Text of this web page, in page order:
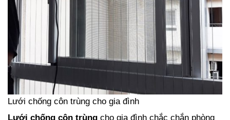
Lưới chống côn trùng cho gia đình
Lưới chống côn trùng cho gia đình chắc chắn phòng